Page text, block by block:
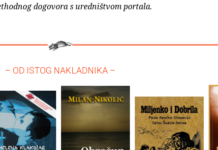
dogovora s uredništvom portala.
– OD ISTOG NAKLADNIKA –